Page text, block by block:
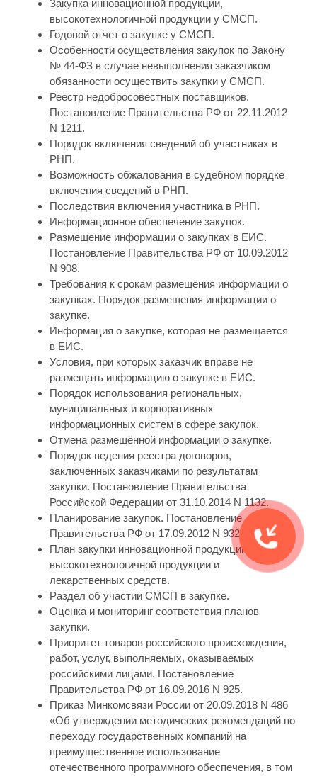
Закупка инновационной продукции,
высокотехнологичной продукции у СМСП.
Годовой отчет о закупке у СМСП.
Особенности осуществления закупок по Закону
№ 44-ФЗ в случае невыполнения заказчиком
обязанности осуществить закупки у СМСП.
Реестр недобросовестных поставщиков.
Постановление Правительства РФ от 22.11.2012
N 1211.
Порядок включения сведений об участниках в
РНП.
Возможность обжалования в судебном порядке
включения сведений в РНП.
Последствия включения участника в РНП.
Информационное обеспечение закупок.
Размещение информации о закупках в ЕИС.
Постановление Правительства РФ от 10.09.2012
N 908.
Требования к срокам размещения информации о
закупках. Порядок размещения информации о
закупке.
Информация о закупке, которая не размещается
в ЕИС.
Условия, при которых заказчик вправе не
размещать информацию о закупке в ЕИС.
Порядок использования региональных,
муниципальных и корпоративных
информационных систем в сфере закупок.
Отмена размещённой информации о закупке.
Порядок ведения реестра договоров,
заключенных заказчиками по результатам
закупки. Постановление Правительства
Российской Федерации от 31.10.2014 N 1132.
Планирование закупок. Постановление
Правительства РФ от 17.09.2012 N 932.
План закупки инновационной продукции,
высокотехнологичной продукции и
лекарственных средств.
Раздел об участии СМСП в закупке.
Оценка и мониторинг соответствия планов
закупки.
Приоритет товаров российского происхождения,
работ, услуг, выполняемых, оказываемых
российскими лицами. Постановление
Правительства РФ от 16.09.2016 N 925.
Приказ Минкомсвязи России от 20.09.2018 N 486
«Об утверждении методических рекомендаций по
переходу государственных компаний на
преимущественное использование
отечественного программного обеспечения, в том